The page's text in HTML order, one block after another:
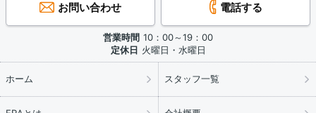
お問い合わせ 電話する
営業時間 10：00～19：00
定休日 火曜日・水曜日
ホーム スタッフ一覧